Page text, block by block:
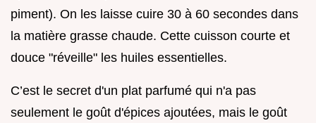
piment). On les laisse cuire 30 à 60 secondes dans
la matière grasse chaude. Cette cuisson courte et
douce "réveille" les huiles essentielles.
C’est le secret d'un plat parfumé qui n'a pas
seulement le goût d'épices ajoutées, mais le goût